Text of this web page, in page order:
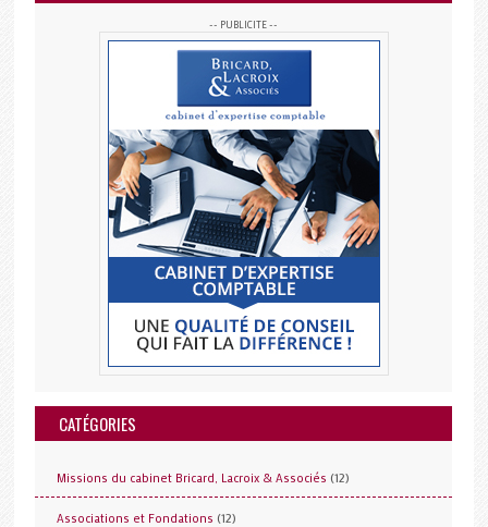
-- PUBLICITE --
CATÉGORIES
Missions du cabinet Bricard, Lacroix & Associés (12)
Associations et Fondations (12)